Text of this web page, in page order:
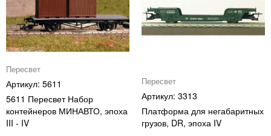
Пересвет
5611
5611 Пересвет Набор
контейнеров МИНАВТО, эпоха
III - IV
Пересвет
3313
Платформа для негабаритных
грузов, DR, эпоха IV